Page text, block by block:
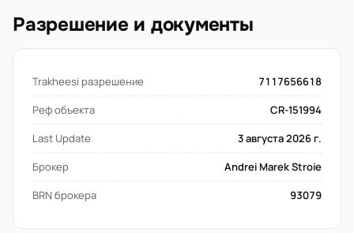
Разрешение и документы
Trakheesi разрешение
7117656618
Реф объекта
CR-151994
Last Update
3 августа 2026 г.
Брокер
Andrei Marek Stroie
BRN брокера
93079